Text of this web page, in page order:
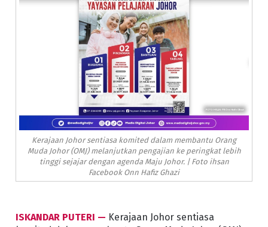
Kerajaan Johor sentiasa komited dalam membantu Orang
Muda Johor (OMJ) melanjutkan pengajian ke peringkat lebih
tinggi sejajar dengan agenda Maju Johor. | Foto ihsan
Facebook Onn Hafiz Ghazi
ISKANDAR PUTERI — Kerajaan Johor sentiasa